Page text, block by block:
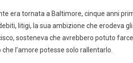
era tornata a Baltimore, cinque anni
litigi, la sua ambizione che erodeva
sosteneva che avrebbero potuto
l’amore potesse solo rallentarlo.